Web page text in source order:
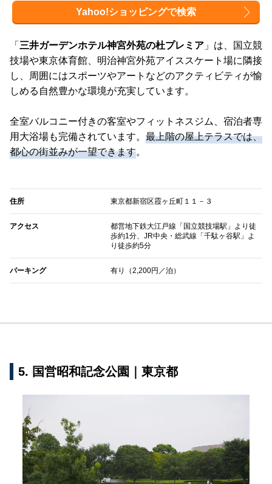
Yahoo!ショッピングで検索
「 三井ガーデンホテル神宮外苑の杜プレミア 」は、国立競
技場や東京体育館、明治神宮外苑アイススケート場に隣接
し、周囲にはスポーツやアートなどのアクティビティが愉
しめる自然豊かな環境が充実しています。
全室バルコニー付きの客室やフィットネスジム、宿泊者専
用大浴場も完備されています。 最上階の屋上テラスでは、
都心の街並みが一望できます。
住所 東京都新宿区霞ヶ丘町１１－３
アクセス
都営地下鉄大江戸線「国立競技場駅」より徒
歩約1分、JR中央・総武線「千駄ヶ谷駅」よ
り徒歩約5分
パーキング 有り（2,200円／泊）
5. 国営昭和記念公園｜東京都